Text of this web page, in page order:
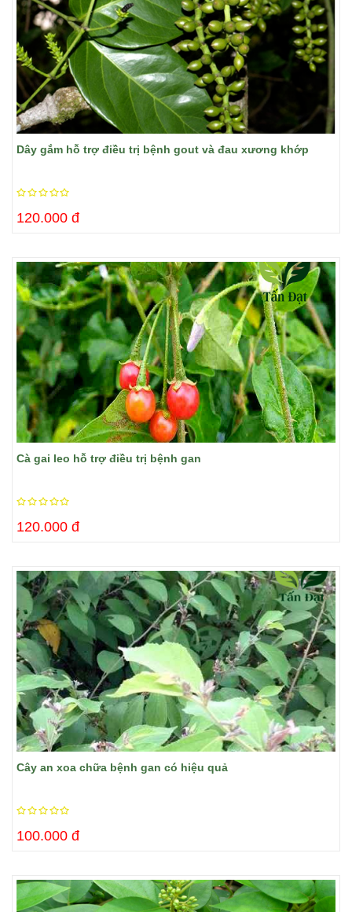
​Dây gắm hỗ trợ điều trị bệnh gout và đau xương khớp
120.000 đ
Cà gai leo hỗ trợ điều trị bệnh gan
120.000 đ
Cây an xoa chữa bệnh gan có hiệu quả
100.000 đ